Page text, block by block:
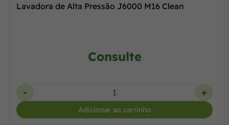
Lavadora de Alta Pressão J6000 M16 Clean
Consulte
- +
Adicionar ao carrinho